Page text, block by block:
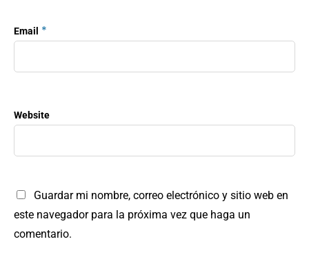
Email *
Website
Guardar mi nombre, correo electrónico y sitio web en
este navegador para la próxima vez que haga un
comentario.